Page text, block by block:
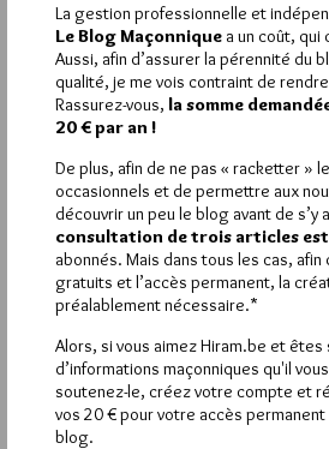
Merci pour avoir relaté ce cimetière en
j’ai pris plaisir à m’attarder.
C’est à la Havane, au cimetière
découvrir jusqu’à 7 Panthéons
En effet, les Frères à Cuba ont pour
inhumer ensemble. Sur l’un de ces
espagnol sur la pierre disait ceci: «
mort comme nous l’avons été dans la
commentaires.
La rédaction de
réservée aux
Si vous souhaitez
La gestion professionnelle et
Le Blog Maçonnique a un coût,
Aussi, afin d’assurer la pérennité du
qualité, je me vois contraint de
Rassurez-vous, la somme
20 € par an !
De plus, afin de ne pas « racketter »
occasionnels et de permettre aux
découvrir un peu le blog avant de s’y
consultation de trois articles
abonnés. Mais dans tous les cas,
gratuits et l’accès permanent, la
préalablement nécessaire.*
Alors, si vous aimez Hiram.be et
d’informations maçonniques qu'il
soutenez-le, créez votre compte et
vos 20 € pour votre accès permanent
blog.